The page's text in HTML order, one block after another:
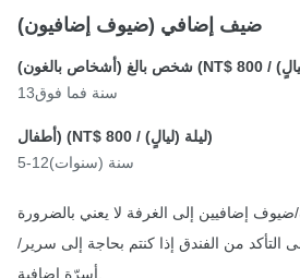
ضيف إضافي (ضيوف إضافيون)
شخص بالغ (أشخاص بالغون) (NT$ 800
13سنة فما فوق
أطفال) (NT$ 800
/ ليلة (ليالٍ))
5-12سنة (سنوات)
إضافيين إلى الغرفة لا يعني بالضرورة
من الفندق إذا كنتم بحاجة إلى سرير/